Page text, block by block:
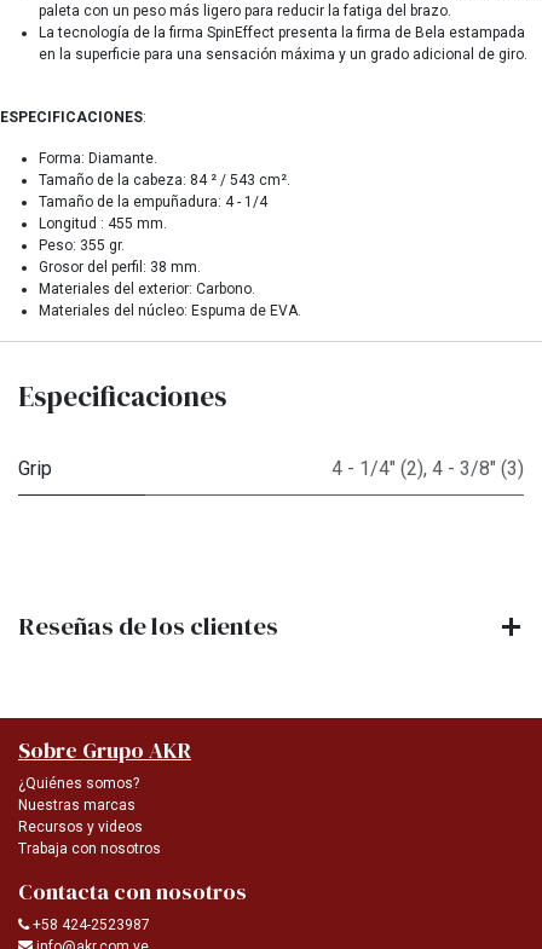
paleta con un peso más ligero para reducir la fatiga del brazo.
La tecnología de la firma SpinEffect presenta la firma de Bela estampada
en la superficie para una sensación máxima y un grado adicional de giro.
ESPECIFICACIONES:
Forma: Diamante.
Tamaño de la cabeza: 84 ² / 543 cm².
Tamaño de la empuñadura: 4 - 1/4
Longitud : 455 mm.
Peso: 355 gr.
Grosor del perfil: 38 mm.
Materiales del exterior: Carbono.
Materiales del núcleo: Espuma de EVA.
Especificaciones
Grip 4 - 1/4" (2), 4 - 3/8" (3)
Reseñas de los clientes
Sobre Grupo AKR
¿Quiénes somos?
Nuestras marcas
Recursos y videos
Trabaja con nosotros
Contacta con nosotros
+58 424-2523987